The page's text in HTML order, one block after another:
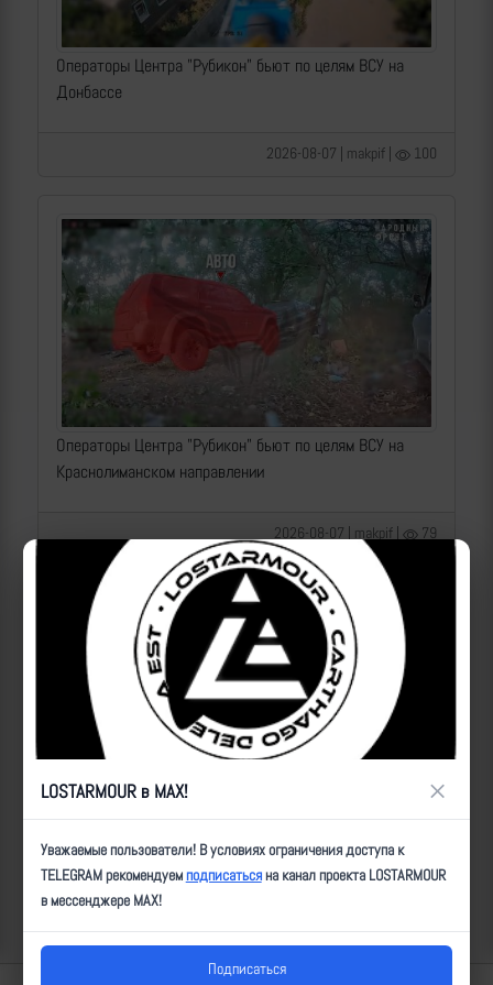
Операторы Центра "Рубикон" бьют по целям ВСУ на
Донбассе
2026-08-07 | makpif | 100
Операторы Центра "Рубикон" бьют по целям ВСУ на
Краснолиманском направлении
2026-08-07 | makpif | 79
Операторы Центра "Рубикон" бьют по целям ВСУ на
Сумском направлении
LOSTARMOUR в MAX! ×
Уважаемые пользователи! В условиях ограничения доступа к
TELEGRAM рекомендуемподписатьсяна канал проекта LOSTARMOUR
в мессенджере MAX!
Подписаться